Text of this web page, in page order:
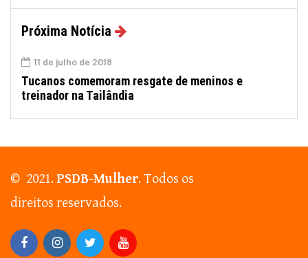
Próxima Notícia
11 de julho de 2018
Tucanos comemoram resgate de meninos e
treinador na Tailândia
© 2021.PSDB-Mulher. Todos os
direitos reservados.